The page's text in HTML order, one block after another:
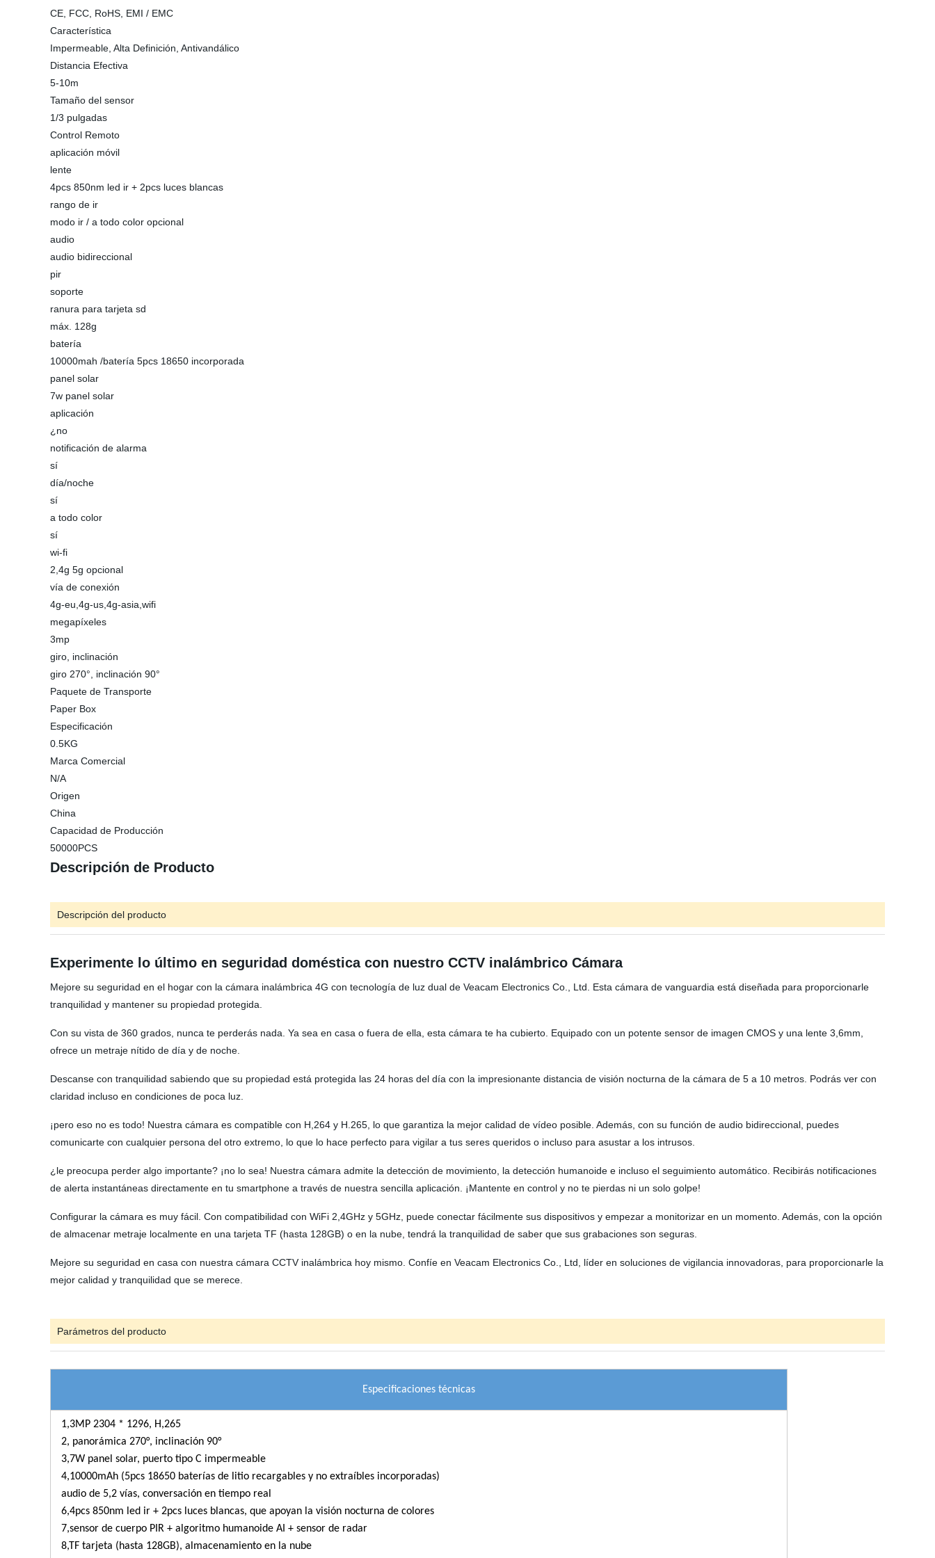
CE, FCC, RoHS, EMI / EMC
Característica
Impermeable, Alta Definición, Antivandálico
Distancia Efectiva
5-10m
Tamaño del sensor
1/3 pulgadas
Control Remoto
aplicación móvil
lente
4pcs 850nm led ir + 2pcs luces blancas
rango de ir
modo ir / a todo color opcional
audio
audio bidireccional
pir
soporte
ranura para tarjeta sd
máx. 128g
batería
10000mah /batería 5pcs 18650 incorporada
panel solar
7w panel solar
aplicación
¿no
notificación de alarma
sí
día/noche
sí
a todo color
sí
wi-fi
2,4g 5g opcional
vía de conexión
4g-eu,4g-us,4g-asia,wifi
megapíxeles
3mp
giro, inclinación
giro 270°, inclinación 90°
Paquete de Transporte
Paper Box
Especificación
0.5KG
Marca Comercial
N/A
Origen
China
Capacidad de Producción
50000PCS
Descripción de Producto
Descripción del producto
Experimente lo último en seguridad doméstica con nuestro CCTV inalámbrico Cámara
Mejore su seguridad en el hogar con la cámara inalámbrica 4G con tecnología de luz dual de Veacam Electronics Co., Ltd. Esta cámara de vanguardia está diseñada para proporcionarle
tranquilidad y mantener su propiedad protegida.
Con su vista de 360 grados, nunca te perderás nada. Ya sea en casa o fuera de ella, esta cámara te ha cubierto. Equipado con un potente sensor de imagen CMOS y una lente 3,6mm,
ofrece un metraje nítido de día y de noche.
Descanse con tranquilidad sabiendo que su propiedad está protegida las 24 horas del día con la impresionante distancia de visión nocturna de la cámara de 5 a 10 metros. Podrás ver con
claridad incluso en condiciones de poca luz.
¡pero eso no es todo! Nuestra cámara es compatible con H,264 y H.265, lo que garantiza la mejor calidad de vídeo posible. Además, con su función de audio bidireccional, puedes
comunicarte con cualquier persona del otro extremo, lo que lo hace perfecto para vigilar a tus seres queridos o incluso para asustar a los intrusos.
¿le preocupa perder algo importante? ¡no lo sea! Nuestra cámara admite la detección de movimiento, la detección humanoide e incluso el seguimiento automático. Recibirás notificaciones
de alerta instantáneas directamente en tu smartphone a través de nuestra sencilla aplicación. ¡Mantente en control y no te pierdas ni un solo golpe!
Configurar la cámara es muy fácil. Con compatibilidad con WiFi 2,4GHz y 5GHz, puede conectar fácilmente sus dispositivos y empezar a monitorizar en un momento. Además, con la opción
de almacenar metraje localmente en una tarjeta TF (hasta 128GB) o en la nube, tendrá la tranquilidad de saber que sus grabaciones son seguras.
Mejore su seguridad en casa con nuestra cámara CCTV inalámbrica hoy mismo. Confíe en Veacam Electronics Co., Ltd, líder en soluciones de vigilancia innovadoras, para proporcionarle la
mejor calidad y tranquilidad que se merece.
Parámetros del producto
Especificaciones técnicas
1,3MP 2304 * 1296, H,265
2, panorámica 270°, inclinación 90°
3,7W panel solar, puerto tipo C impermeable
4,10000mAh (5pcs 18650 baterías de litio recargables y no extraíbles incorporadas)
audio de 5,2 vías, conversación en tiempo real
6,4pcs 850nm led ir + 2pcs luces blancas, que apoyan la visión nocturna de colores
7,sensor de cuerpo PIR + algoritmo humanoide AI + sensor de radar
8,TF tarjeta (hasta 128GB), almacenamiento en la nube